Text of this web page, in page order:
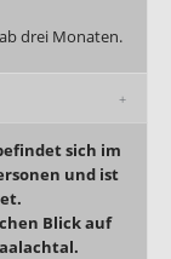
drei Monaten.
sich im
und ist
Blick auf